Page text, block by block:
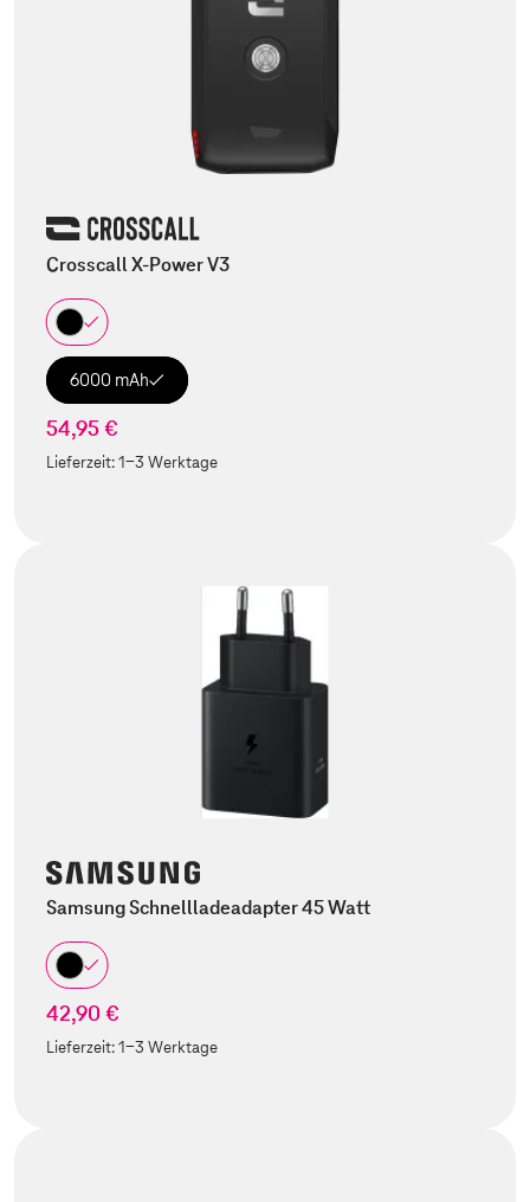
Crosscall X-Power V3
6000 mAh
54,95 €
Lieferzeit:1-3 Werktage
Samsung Schnellladeadapter 45 Watt
42,90 €
Lieferzeit:1-3 Werktage